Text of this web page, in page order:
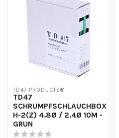
TD47 PRODUCTS®
TD47
SCHRUMPFSCHLAUCHBOX
H-2(Z) 4.8Ø / 2.4Ø 10M -
GRUN